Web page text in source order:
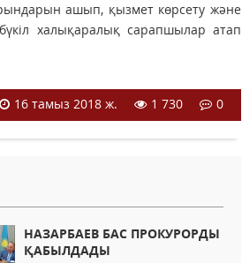
ашып, қызмет көрсету және
халықаралық сарапшылар атап
16 тамыз 2018 ж. 1 730 0
НАЗАРБАЕВ БАС ПРОКУРОРДЫ
ҚАБЫЛДАДЫ